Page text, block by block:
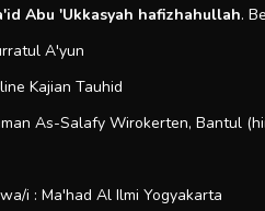
Abu 'Ukkasyah hafizhahullah.
A'yun
Kajian Tauhid
As-Salafy Wirokerten, Bantul
i : Ma'had Al Ilmi Yogyakarta